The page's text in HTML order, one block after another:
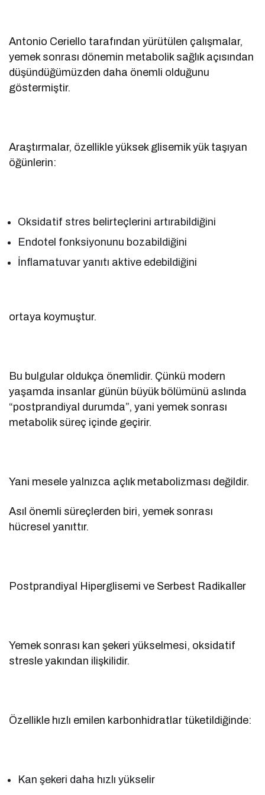
Antonio Ceriello tarafından yürütülen çalışmalar,
yemek sonrası dönemin metabolik sağlık açısından
düşündüğümüzden daha önemli olduğunu
göstermiştir.
Araştırmalar, özellikle yüksek glisemik yük taşıyan
öğünlerin:
Oksidatif stres belirteçlerini artırabildiğini
Endotel fonksiyonunu bozabildiğini
İnflamatuvar yanıtı aktive edebildiğini
ortaya koymuştur.
Bu bulgular oldukça önemlidir. Çünkü modern
yaşamda insanlar günün büyük bölümünü aslında
“postprandiyal durumda”, yani yemek sonrası
metabolik süreç içinde geçirir.
Yani mesele yalnızca açlık metabolizması değildir.
Asıl önemli süreçlerden biri, yemek sonrası
hücresel yanıttır.
Postprandiyal Hiperglisemi ve Serbest Radikaller
Yemek sonrası kan şekeri yükselmesi, oksidatif
stresle yakından ilişkilidir.
Özellikle hızlı emilen karbonhidratlar tüketildiğinde:
Kan şekeri daha hızlı yükselir